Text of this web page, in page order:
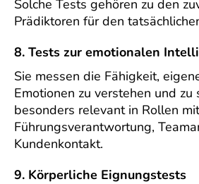
Solche Tests gehören zu den
Prädiktoren für den
8. Tests zur emotionalen
Sie messen die Fähigkeit,
Emotionen zu verstehen und zu
besonders relevant in Rollen mit
Führungsverantwortung,
Kundenkontakt.
9. Körperliche Eignungstests